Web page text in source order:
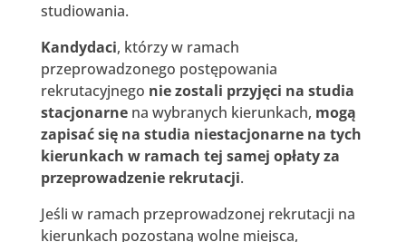
studiowania.
Kandydaci, którzy w ramach
przeprowadzonego postępowania
rekrutacyjnego nie zostali przyjęci na studia
stacjonarnena wybranych kierunkach, mogą
zapisać się na studia niestacjonarne na tych
kierunkach w ramach tej samej opłaty za
przeprowadzenie rekrutacji.
Jeśli w ramach przeprowadzonej rekrutacji na
kierunkach pozostaną wolne miejsca,